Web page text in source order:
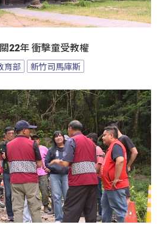
22年 衝擊童受教權
育部 新竹司馬庫斯